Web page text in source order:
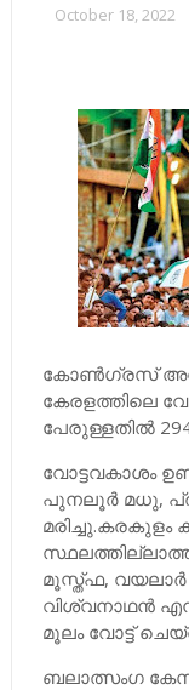
October 18, 2022
കോണ്‍ഗ്രസ്
കേരളത്തിലെ
പേരുള്ളതില്‍
വോട്ടവകാശം
പുനലൂര്‍ മധു,
മരിച്ചു.കരകുളം
മൂസ്ത്ഫ, വയലാര്‍
വിശ്വനാഥന്‍
മൂലം വോട്ട്
ബലാത്സംഗ